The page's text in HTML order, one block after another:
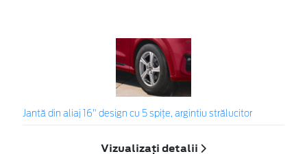
Jantă din aliaj 16" design cu 5 spițe, argintiu strălucitor
Vizualizați detalii